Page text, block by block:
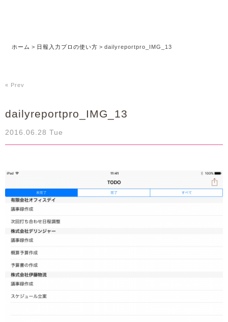
ホーム > 日報入力プロの使い方 > dailyreportpro_IMG_13
« Prev
dailyreportpro_IMG_13
2016.06.28 Tue